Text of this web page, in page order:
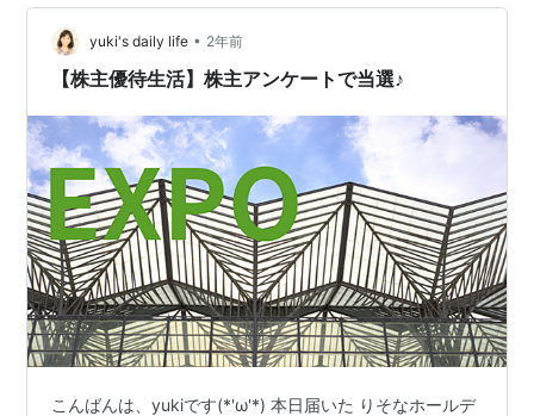
JTの株式関係書類の表面がこんな感じだったら… 「お
っ、これはもしや、お得なやつかな」と思いませんか？
熱意をもってアンケートの回答を欲して…
yuki's daily life • 2年前
【株主優待生活】株主アンケートで当選♪
こんばんは、yukiです(*'ω'*) 本日届いた りそなホールデ